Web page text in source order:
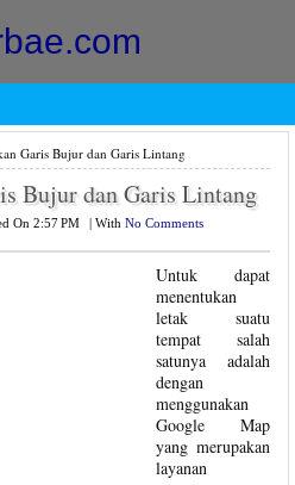
Garis Bujur dan Garis Lintang
Bujur dan Garis Lintang
On 2:57 PM With No Comments
Untuk dapat
menentukan
letak suatu
tempat salah
satunya adalah
dengan
menggunakan
Google Map
yang merupakan
layanan